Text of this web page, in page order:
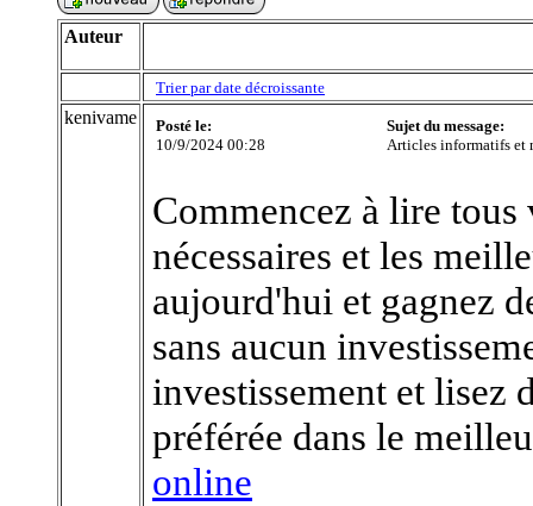
Auteur
Trier par date décroissante
kenivame
Posté le:
10/9/2024 00:28
Sujet du message:
Articles informatifs et
Commencez à lire
nécessaires et les
aujourd'hui et gagnez
sans aucun
investissement et lisez
préférée dans le
online